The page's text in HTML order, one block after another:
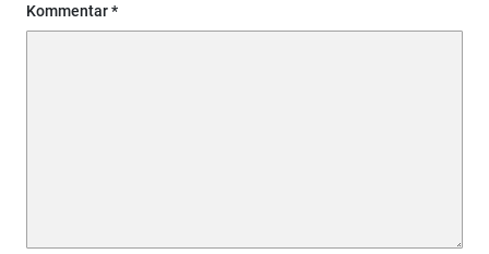
Kommentar